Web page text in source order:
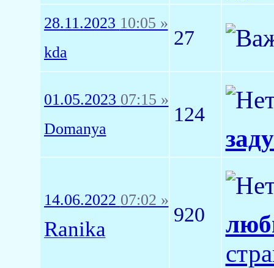
28.11.2023 10:05 »
kda
27
01.05.2023 07:15 »
Domanya
124
14.06.2022 07:02 »
Ranika
920